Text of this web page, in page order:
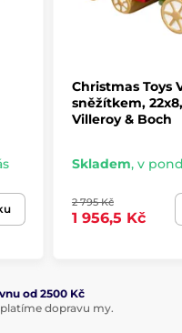
Christmas Toys
sněžítkem,
Villeroy & Boch
Skladem, v
2 795 Kč
1 956,5 Kč
od 2500 Kč
dopravu my.